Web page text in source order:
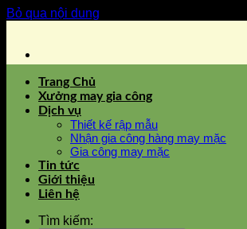
Bỏ qua nội dung
Trang Chủ
Xưởng may gia công
Dịch vụ
Thiết kế rập mẫu
Nhận gia công hàng may mặc
Gia công may mặc
Tin tức
Giới thiệu
Liên hệ
Tìm kiếm: